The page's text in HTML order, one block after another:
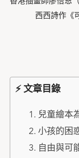
西西詩作《
⚡ 文章目錄
兒童繪本
小孩的困
自由與可